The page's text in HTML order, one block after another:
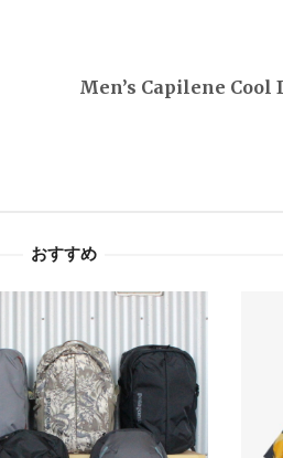
Men’s Capilene Cool
おすすめ